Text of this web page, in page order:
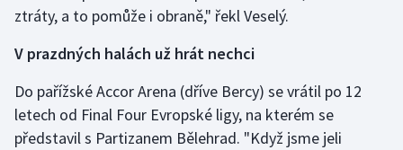
ztráty, a to pomůže i obraně," řekl Veselý.
V prazdných halách už hrát nechci
Do pařížské Accor Arena (dříve Bercy) se vrátil po 12
letech od Final Four Evropské ligy, na kterém se
představil s Partizanem Bělehrad. "Když jsme jeli